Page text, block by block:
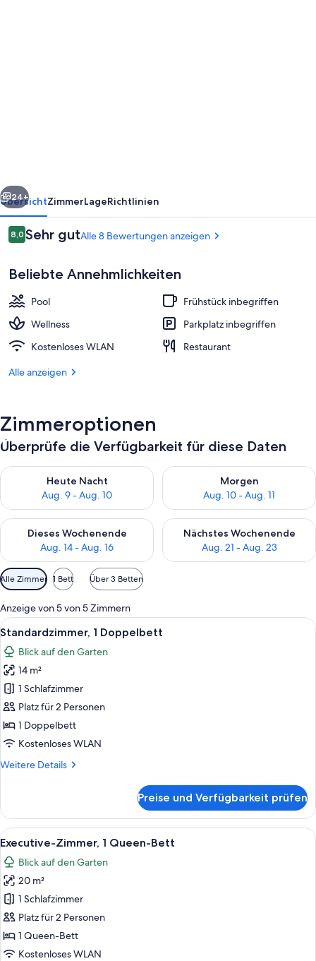
Außenpool
Weiter
24+
ÜbersichtZimmerLageRichtlinien
Bewertungen
8,08,0 von 10.
Sehr gutAlle 8 Bewertungen anzeigen
Beliebte Annehmlichkeiten
Pool
Frühstück inbegriffen
Wellness
Parkplatz inbegriffen
Kostenloses WLAN
Restaurant
Alle anzeigen
Zimmeroptionen
Überprüfe die Verfügbarkeit für diese Daten
Heute Nacht
Aug. 9 - Aug. 10
Überprüfe die Verfügbarkeit für heute Nacht, Aug. 9 - Aug.
Morgen
Aug. 10 - Aug. 11
Überprüfe die Verfügbarkeit
Dieses Wochenende
Aug. 14 - Aug. 16
Überprüfe die Verfügbarkeit für dieses Wochenende, Aug. 14
Nächstes Wochenende
Aug. 21 - Aug. 23
Überprüfe die Verfügbarkeit
Verfügbare
Filter
für
Zimmer
Alle Zimmer 1 Bett Über 3 Betten
Anzeige von 5 von 5 Zimmern
Alle
Fotos
für
Standardzimmer,
Doppelbett
anzeigen
Ein Schlafzimmer mit einem Bett,
1
Standardzimmer, 1 Doppelbett
Blick auf den Garten
14 m²
1 Schlafzimmer
Platz für 2 Personen
1 Doppelbett
Kostenloses WLAN
Weitere Details
Weitere
1
Doppelbett
Preise und Verfügbarkeit prüfen
Alle
Fotos
für
Executive-
Zimmer,
1
Queen-
Bett
Ein Schlafzimmer mit Bett, einer
2
Executive-Zimmer, 1 Queen-Bett
Blick auf den Garten
20 m²
1 Schlafzimmer
Platz für 2 Personen
1 Queen-Bett
Kostenloses WLAN